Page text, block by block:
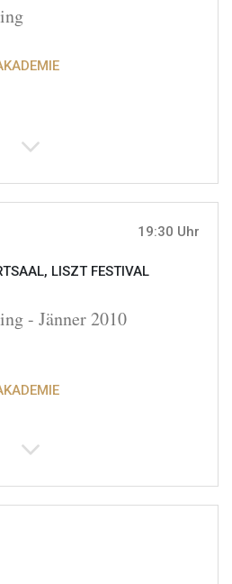
19:30 Uhr
LISZT FESTIVAL
- Jänner 2010